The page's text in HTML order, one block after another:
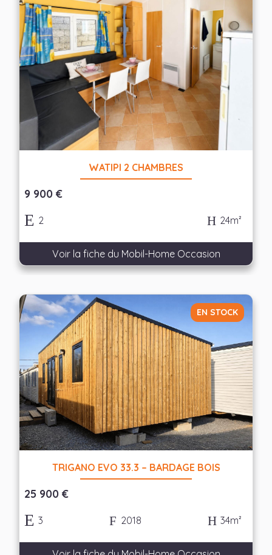
WATIPI 2 CHAMBRES
9 900 €
2 24m²
Voir la fiche du Mobil-Home Occasion
EN STOCK
TRIGANO EVO 33.3 – BARDAGE BOIS
25 900 €
3 2018 34m²